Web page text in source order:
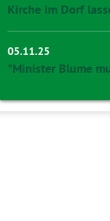
Kirche im Dorf
05.11.25
"Minister Blume